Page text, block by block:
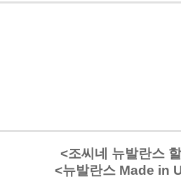
<조씨네 뉴발란스
<뉴발란스 Made in